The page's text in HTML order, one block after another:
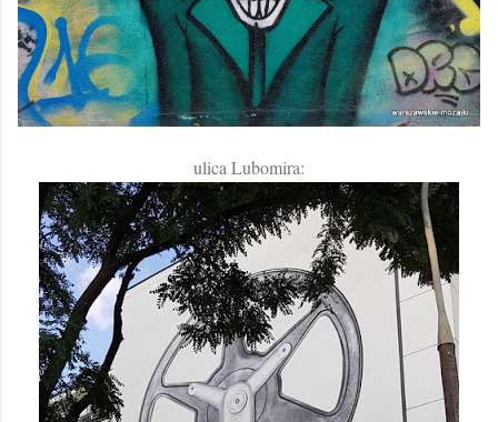
ulica Lubomira: